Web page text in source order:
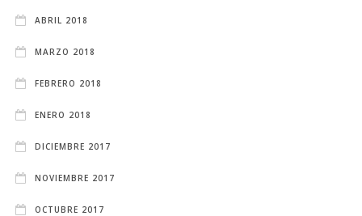
ABRIL 2018
MARZO 2018
FEBRERO 2018
ENERO 2018
DICIEMBRE 2017
NOVIEMBRE 2017
OCTUBRE 2017